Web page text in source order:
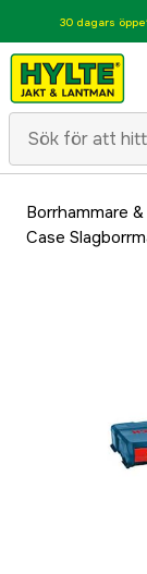
30 dagars
Borrhammare
Case